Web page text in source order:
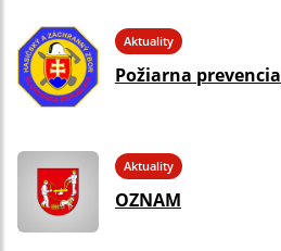
Aktuality
Požiarna prevencia
Aktuality
OZNAM